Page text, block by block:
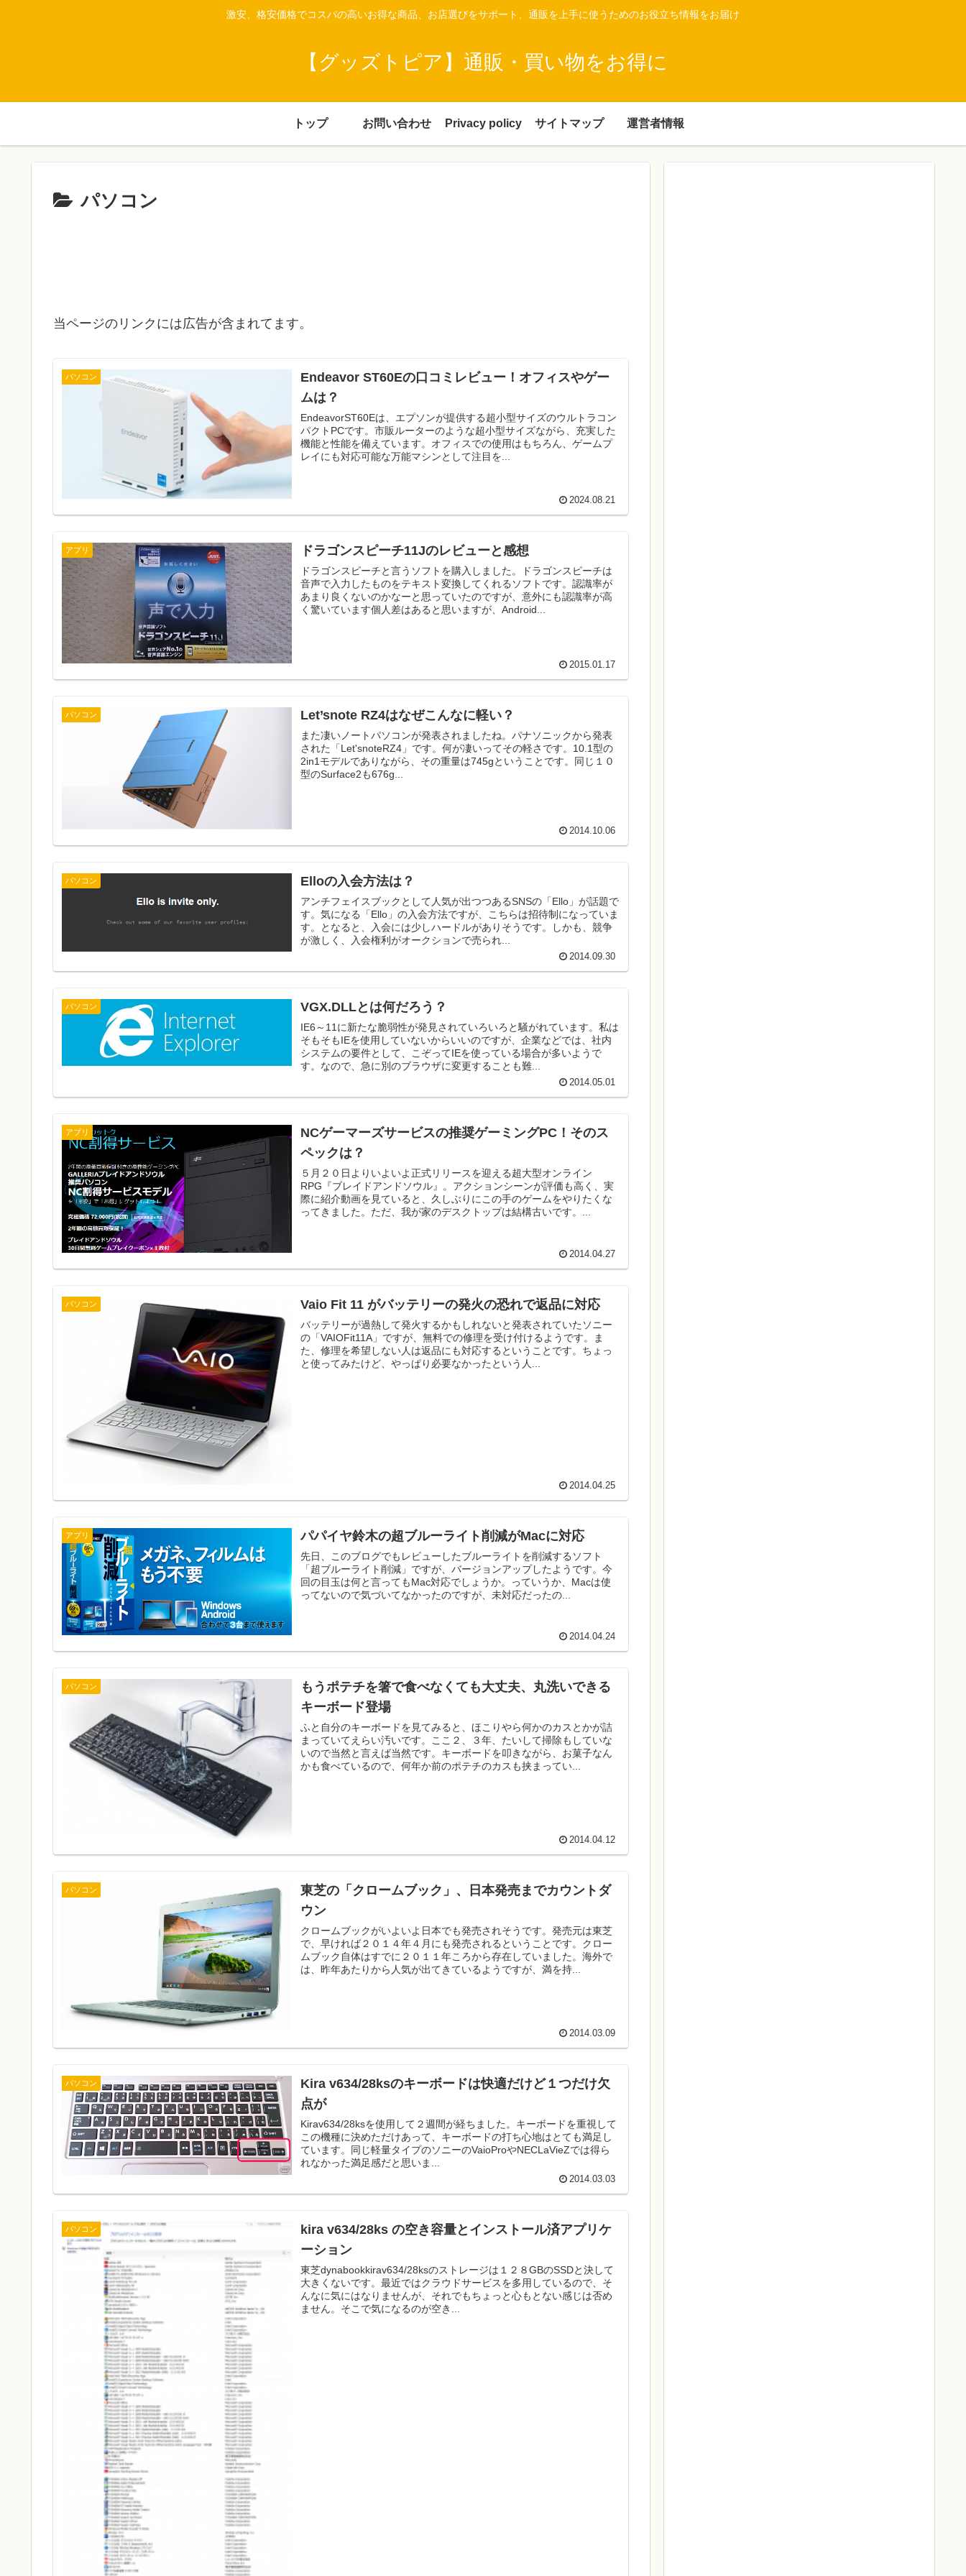
激安、格安価格でコスパの高いお得な商品、お店選びをサポート、通販を上手に使うためのお役立ち情報をお届け
【グッズトピア】通販・買い物をお得に
トップ お問い合わせ Privacy policy サイトマップ 運営者情報
パソコン
当ページのリンクには広告が含まれてます。
パソコン
Endeavor ST60Eの口コミレビュー！オフィスやゲー
ムは？
EndeavorST60Eは、エプソンが提供する超小型サイズのウルトラコン
パクトPCです。市販ルーターのような超小型サイズながら、充実した
機能と性能を備えています。オフィスでの使用はもちろん、ゲームプ
レイにも対応可能な万能マシンとして注目を...
2024.08.21
アプリ ドラゴンスピーチ11Jのレビューと感想
ドラゴンスピーチと言うソフトを購入しました。ドラゴンスピーチは
音声で入力したものをテキスト変換してくれるソフトです。認識率が
あまり良くないのかなーと思っていたのですが、意外にも認識率が高
く驚いています個人差はあると思いますが、Android...
2015.01.17
パソコン Let’snote RZ4はなぜこんなに軽い？
また凄いノートパソコンが発表されましたね。パナソニックから発表
された「Let'snoteRZ4」です。何が凄いってその軽さです。10.1型の
2in1モデルでありながら、その重量は745gということです。同じ１０
型のSurface2も676g...
2014.10.06
パソコン Elloの入会方法は？
アンチフェイスブックとして人気が出つつあるSNSの「Ello」が話題で
す。気になる「Ello」の入会方法ですが、こちらは招待制になっていま
す。となると、入会には少しハードルがありそうです。しかも、競争
が激しく、入会権利がオークションで売られ...
2014.09.30
パソコン VGX.DLLとは何だろう？
IE6～11に新たな脆弱性が発見されていろいろと騒がれています。私は
そもそもIEを使用していないからいいのですが、企業などでは、社内
システムの要件として、こぞってIEを使っている場合が多いようで
す。なので、急に別のブラウザに変更することも難...
2014.05.01
アプリ
NCゲーマーズサービスの推奨ゲーミングPC！そのス
ペックは？
５月２０日よりいよいよ正式リリースを迎える超大型オンライン
RPG『ブレイドアンドソウル』。アクションシーンが評価も高く、実
際に紹介動画を見ていると、久しぶりにこの手のゲームをやりたくな
ってきました。ただ、我が家のデスクトップは結構古いです。...
2014.04.27
パソコン Vaio Fit 11 がバッテリーの発火の恐れで返品に対応
バッテリーが過熱して発火するかもしれないと発表されていたソニー
の「VAIOFit11A」ですが、無料での修理を受け付けるようです。ま
た、修理を希望しない人は返品にも対応するということです。ちょっ
と使ってみたけど、やっぱり必要なかったという人...
2014.04.25
アプリ パパイヤ鈴木の超ブルーライト削減がMacに対応
先日、このブログでもレビューしたブルーライトを削減するソフト
「超ブルーライト削減」ですが、バージョンアップしたようです。今
回の目玉は何と言ってもMac対応でしょうか。っていうか、Macは使
ってないので気づいてなかったのですが、未対応だったの...
2014.04.24
パソコン
もうポテチを箸で食べなくても大丈夫、丸洗いできる
キーボード登場
ふと自分のキーボードを見てみると、ほこりやら何かのカスとかが詰
まっていてえらい汚いです。ここ２、３年、たいして掃除もしていな
いので当然と言えば当然です。キーボードを叩きながら、お菓子なん
かも食べているので、何年か前のポテチのカスも挟まってい...
2014.04.12
パソコン
東芝の「クロームブック」、日本発売までカウントダ
ウン
クロームブックがいよいよ日本でも発売されそうです。発売元は東芝
で、早ければ２０１４年４月にも発売されるということです。クロー
ムブック自体はすでに２０１１年ころから存在していました。海外で
は、昨年あたりから人気が出てきているようですが、満を持...
2014.03.09
パソコン
Kira v634/28ksのキーボードは快適だけど１つだけ欠
点が
Kirav634/28ksを使用して２週間が経ちました。キーボードを重視して
この機種に決めただけあって、キーボードの打ち心地はとても満足し
ています。同じ軽量タイプのソニーのVaioProやNECLaVieZでは得ら
れなかった満足感だと思いま...
2014.03.03
パソコン
kira v634/28ks の空き容量とインストール済アプリケ
ーション
東芝dynabookkirav634/28ksのストレージは１２８GBのSSDと決して
大きくないです。最近ではクラウドサービスを多用しているので、そ
んなに気にはなりませんが、それでもちょっと心もとない感じは否め
ません。そこで気になるのが空き...